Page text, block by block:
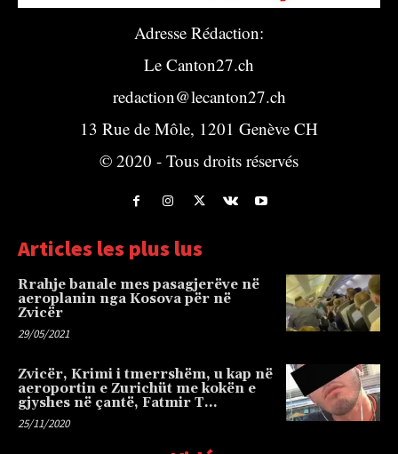
Adresse Rédaction:
Le Canton27.ch
redaction@lecanton27.ch
13 Rue de Môle, 1201 Genève CH
© 2020 - Tous droits réservés
Articles les plus lus
Rrahje banale mes pasagjerëve në
aeroplanin nga Kosova për në
Zvicër
29/05/2021
Zvicër, Krimi i tmerrshëm, u kap në
aeroportin e Zurichüt me kokën e
gjyshes në çantë, Fatmir T…
25/11/2020